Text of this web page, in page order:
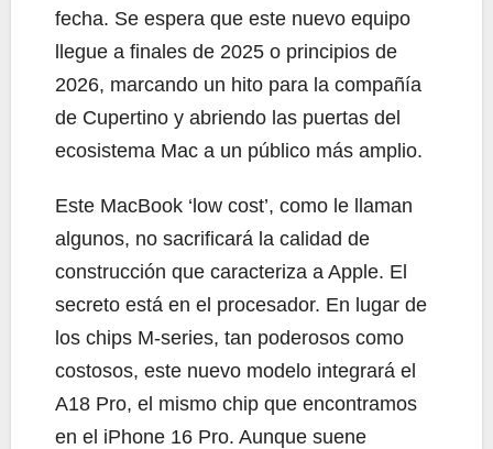
fecha. Se espera que este nuevo equipo
llegue a finales de 2025 o principios de
2026, marcando un hito para la compañía
de Cupertino y abriendo las puertas del
ecosistema Mac a un público más amplio.
Este MacBook ‘low cost’, como le llaman
algunos, no sacrificará la calidad de
construcción que caracteriza a Apple. El
secreto está en el procesador. En lugar de
los chips M-series, tan poderosos como
costosos, este nuevo modelo integrará el
A18 Pro, el mismo chip que encontramos
en el iPhone 16 Pro. Aunque suene